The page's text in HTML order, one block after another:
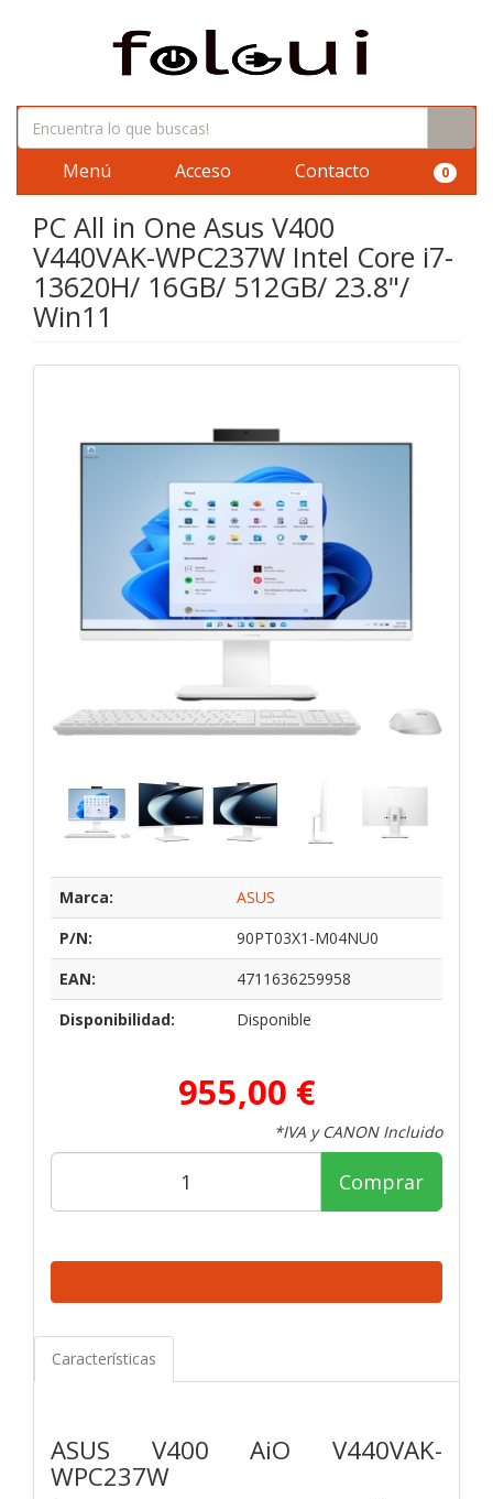
Menú Acceso Contacto 0
PC All in One Asus V400
V440VAK-WPC237W Intel Core i7-
13620H/ 16GB/ 512GB/ 23.8"/
Win11
Marca:
ASUS
P/N:
90PT03X1-M04NU0
EAN:
4711636259958
Disponibilidad:
Disponible
955,00 €
*IVA y CANON Incluido
Comprar
Características
ASUS V400 AiO V440VAK-
WPC237W